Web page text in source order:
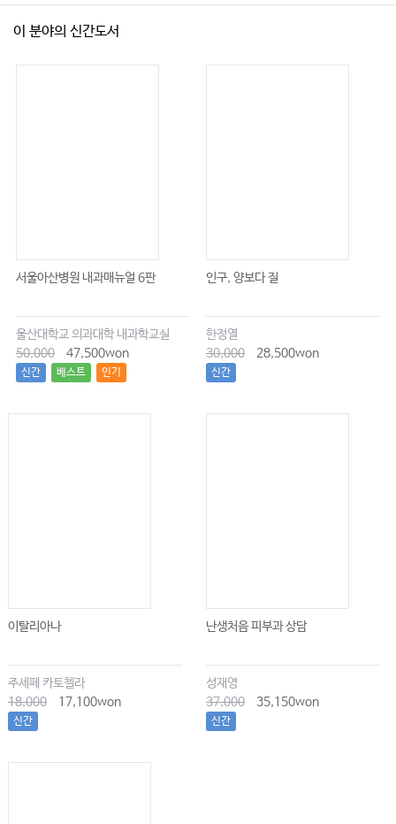
이 분야의 신간도서
서울아산병원 내과매뉴얼 6판
울산대학교 의과대학 내과학교실
50,000
47,500won
신간 베스트 인기
인구, 양보다 질
한정열
30,000
28,500won
신간
이탈리아나
주세페 카토첼라
18,000
17,100won
신간
난생처음 피부과 상담
성재영
37,000
35,150won
신간